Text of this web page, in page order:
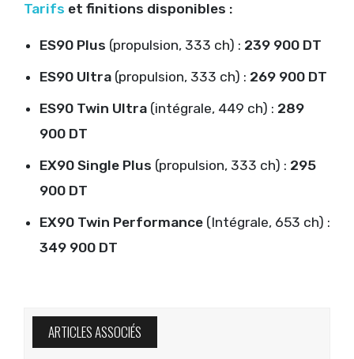
Tarifs et finitions disponibles :
ES90 Plus (propulsion, 333 ch) : 239 900 DT
ES90 Ultra (propulsion, 333 ch) : 269 900 DT
ES90 Twin Ultra (intégrale, 449 ch) : 289
900 DT
EX90 Single Plus (propulsion, 333 ch) : 295
900 DT
EX90 Twin Performance (Intégrale, 653 ch) :
349 900 DT
ARTICLES ASSOCIÉS